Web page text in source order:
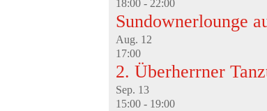
18:00 - 22:00
Sundownerlounge
Aug. 12
17:00
2. Überherrner
Sep. 13
15:00 - 19:00